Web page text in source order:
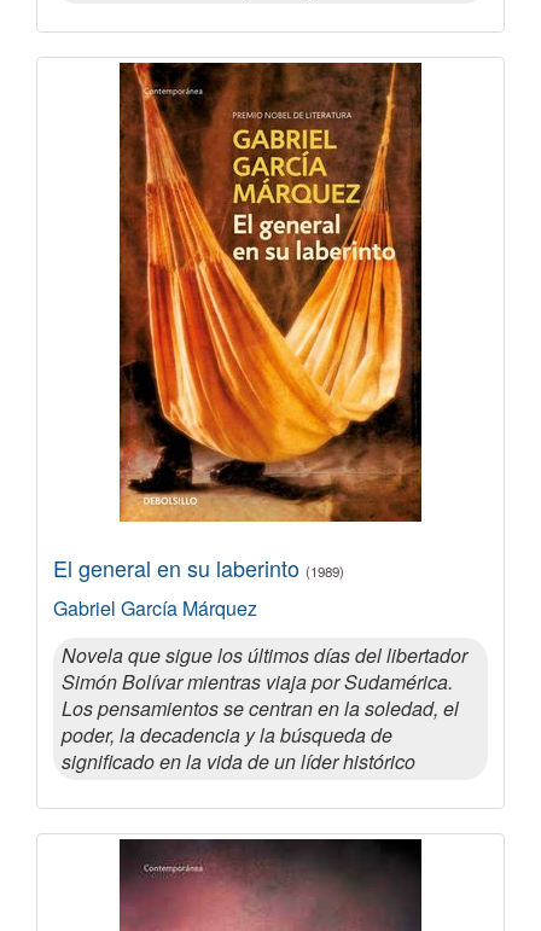
El general en su laberinto (1989)
Gabriel García Márquez
Novela que sigue los últimos días del libertador
Simón Bolívar mientras viaja por Sudamérica.
Los pensamientos se centran en la soledad, el
poder, la decadencia y la búsqueda de
significado en la vida de un líder histórico